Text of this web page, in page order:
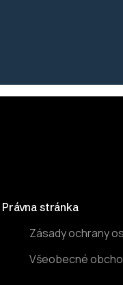
Právna stránka
Zásady ochrany
Všeobecné